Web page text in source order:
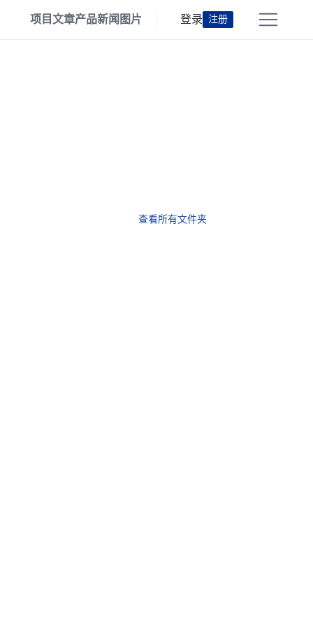
项目文章产品新闻 图片 登录 注册
查看所有文件夹